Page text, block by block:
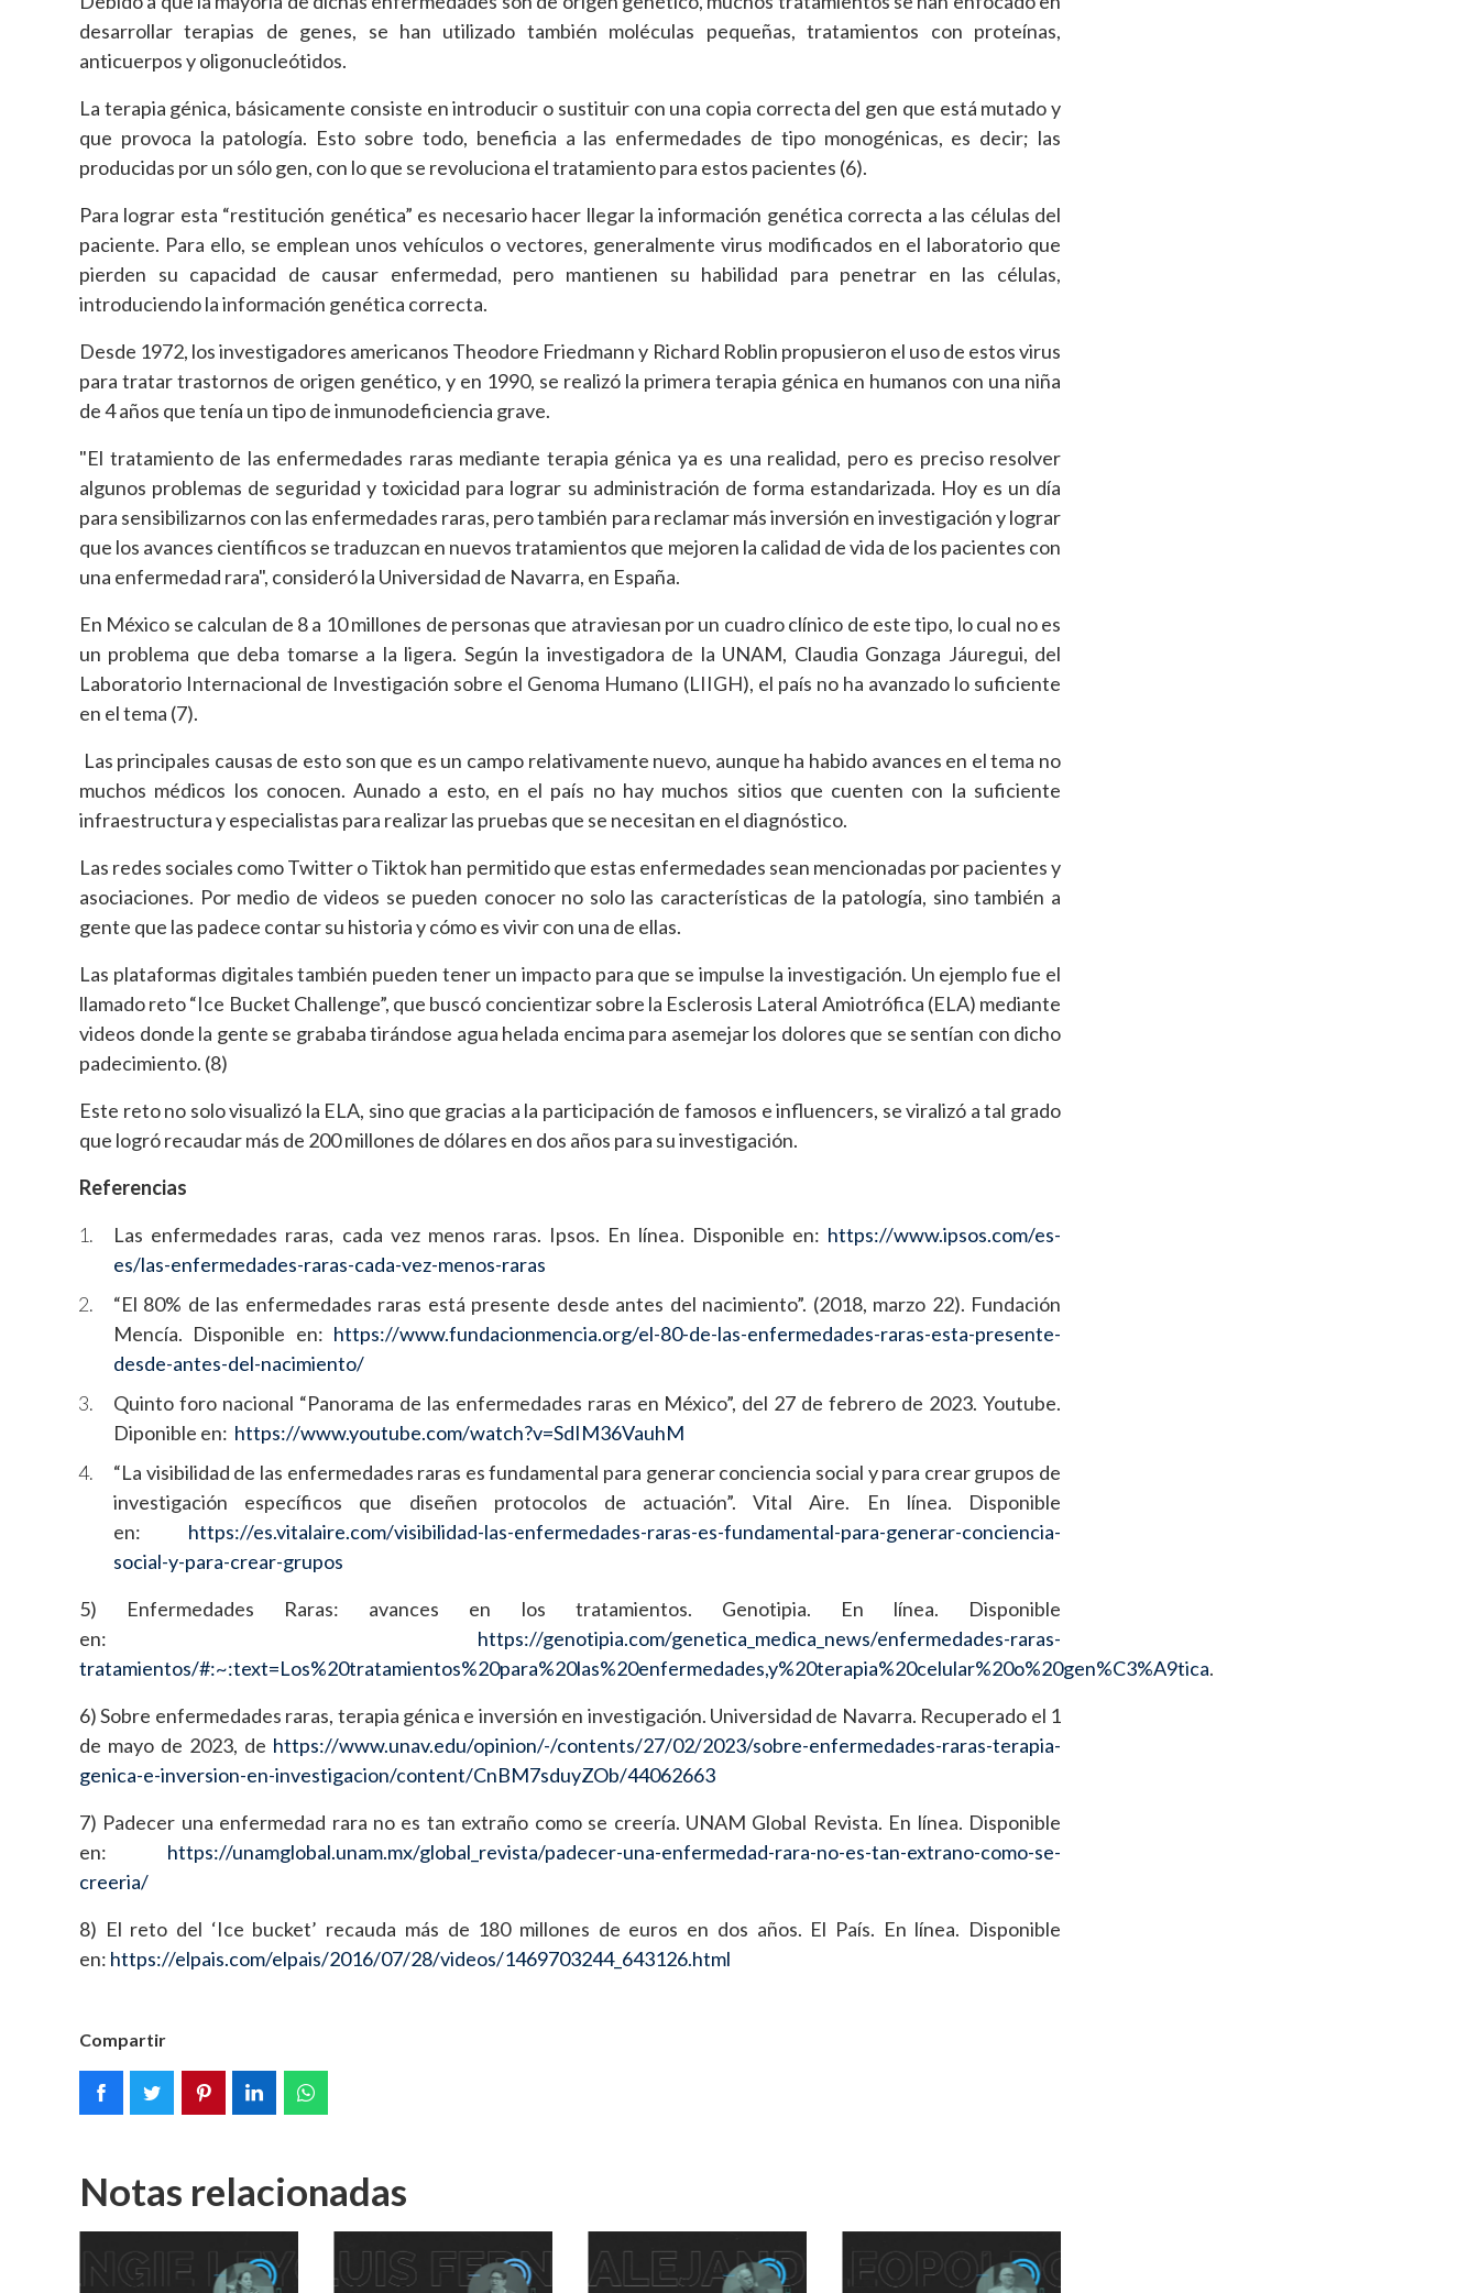
desarrollar terapias de genes, se han utilizado también moléculas pequeñas, tratamientos con proteínas,
anticuerpos y oligonucleótidos.
La terapia génica, básicamente consiste en introducir o sustituir con una copia correcta del gen que está mutado y
que provoca la patología. Esto sobre todo, beneficia a las enfermedades de tipo monogénicas, es decir; las
producidas por un sólo gen, con lo que se revoluciona el tratamiento para estos pacientes (6).
Para lograr esta “restitución genética” es necesario hacer llegar la información genética correcta a las células del
paciente. Para ello, se emplean unos vehículos o vectores, generalmente virus modificados en el laboratorio que
pierden su capacidad de causar enfermedad, pero mantienen su habilidad para penetrar en las células,
introduciendo la información genética correcta.
Desde 1972, los investigadores americanos Theodore Friedmann y Richard Roblin propusieron el uso de estos virus
para tratar trastornos de origen genético, y en 1990, se realizó la primera terapia génica en humanos con una niña
de 4 años que tenía un tipo de inmunodeficiencia grave.
"El tratamiento de las enfermedades raras mediante terapia génica ya es una realidad, pero es preciso resolver
algunos problemas de seguridad y toxicidad para lograr su administración de forma estandarizada. Hoy es un día
para sensibilizarnos con las enfermedades raras, pero también para reclamar más inversión en investigación y lograr
que los avances científicos se traduzcan en nuevos tratamientos que mejoren la calidad de vida de los pacientes con
una enfermedad rara", consideró la Universidad de Navarra, en España.
En México se calculan de 8 a 10 millones de personas que atraviesan por un cuadro clínico de este tipo, lo cual no es
un problema que deba tomarse a la ligera. Según la investigadora de la UNAM, Claudia Gonzaga Jáuregui, del
Laboratorio Internacional de Investigación sobre el Genoma Humano (LIIGH), el país no ha avanzado lo suficiente
en el tema (7).
Las principales causas de esto son que es un campo relativamente nuevo, aunque ha habido avances en el tema no
muchos médicos los conocen. Aunado a esto, en el país no hay muchos sitios que cuenten con la suficiente
infraestructura y especialistas para realizar las pruebas que se necesitan en el diagnóstico.
Las redes sociales como Twitter o Tiktok han permitido que estas enfermedades sean mencionadas por pacientes y
asociaciones. Por medio de videos se pueden conocer no solo las características de la patología, sino también a
gente que las padece contar su historia y cómo es vivir con una de ellas.
Las plataformas digitales también pueden tener un impacto para que se impulse la investigación. Un ejemplo fue el
llamado reto “Ice Bucket Challenge”, que buscó concientizar sobre la Esclerosis Lateral Amiotrófica (ELA) mediante
videos donde la gente se grababa tirándose agua helada encima para asemejar los dolores que se sentían con dicho
padecimiento. (8)
Este reto no solo visualizó la ELA, sino que gracias a la participación de famosos e influencers, se viralizó a tal grado
que logró recaudar más de 200 millones de dólares en dos años para su investigación.
Referencias
Las enfermedades raras, cada vez menos raras. Ipsos. En línea. Disponible en: https://www.ipsos.com/es-
es/las-enfermedades-raras-cada-vez-menos-raras
“El 80% de las enfermedades raras está presente desde antes del nacimiento”. (2018, marzo 22). Fundación
Mencía. Disponible en: https://www.fundacionmencia.org/el-80-de-las-enfermedades-raras-esta-presente-
desde-antes-del-nacimiento/
Quinto foro nacional “Panorama de las enfermedades raras en México”, del 27 de febrero de 2023. Youtube.
Diponible en: https://www.youtube.com/watch?v=SdIM36VauhM
“La visibilidad de las enfermedades raras es fundamental para generar conciencia social y para crear grupos de
investigación específicos que diseñen protocolos de actuación”. Vital Aire. En línea. Disponible
en: https://es.vitalaire.com/visibilidad-las-enfermedades-raras-es-fundamental-para-generar-conciencia-
social-y-para-crear-grupos
5) Enfermedades Raras: avances en los tratamientos. Genotipia. En línea. Disponible
en: https://genotipia.com/genetica_medica_news/enfermedades-raras-
tratamientos/#:~:text=Los%20tratamientos%20para%20las%20enfermedades,y%20terapia%20celular%20o%20gen%C3%A9tica.
6) Sobre enfermedades raras, terapia génica e inversión en investigación. Universidad de Navarra. Recuperado el 1
de mayo de 2023, de https://www.unav.edu/opinion/-/contents/27/02/2023/sobre-enfermedades-raras-terapia-
genica-e-inversion-en-investigacion/content/CnBM7sduyZOb/44062663
7) Padecer una enfermedad rara no es tan extraño como se creería. UNAM Global Revista. En línea. Disponible
en: https://unamglobal.unam.mx/global_revista/padecer-una-enfermedad-rara-no-es-tan-extrano-como-se-
creeria/
8) El reto del ‘Ice bucket’ recauda más de 180 millones de euros en dos años. El País. En línea. Disponible
en: https://elpais.com/elpais/2016/07/28/videos/1469703244_643126.html
Compartir
Notas relacionadas